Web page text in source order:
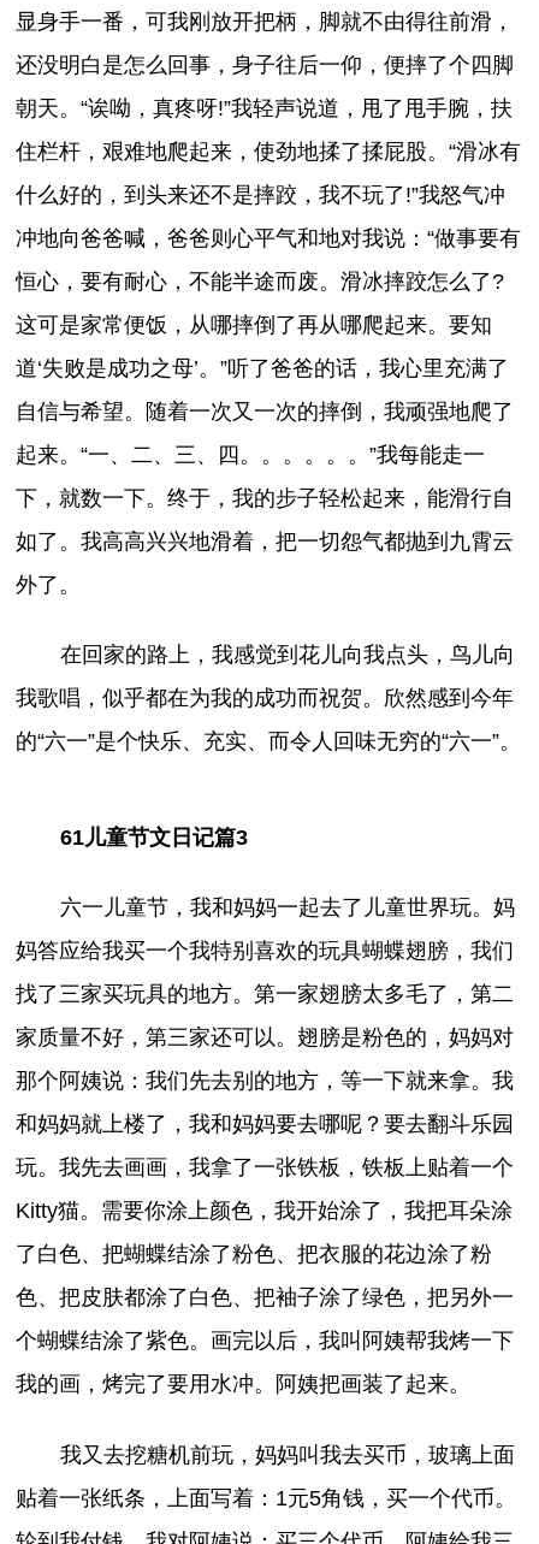
显身手一番，可我刚放开把柄，脚就不由得往前滑，
还没明白是怎么回事，身子往后一仰，便摔了个四脚
朝天。“诶呦，真疼呀!”我轻声说道，甩了甩手腕，扶
住栏杆，艰难地爬起来，使劲地揉了揉屁股。“滑冰有
什么好的，到头来还不是摔跤，我不玩了!”我怒气冲
冲地向爸爸喊，爸爸则心平气和地对我说：“做事要有
恒心，要有耐心，不能半途而废。滑冰摔跤怎么了?
这可是家常便饭，从哪摔倒了再从哪爬起来。要知
道‘失败是成功之母’。”听了爸爸的话，我心里充满了
自信与希望。随着一次又一次的摔倒，我顽强地爬了
起来。“一、二、三、四。。。。。。”我每能走一
下，就数一下。终于，我的步子轻松起来，能滑行自
如了。我高高兴兴地滑着，把一切怨气都抛到九霄云
外了。
在回家的路上，我感觉到花儿向我点头，鸟儿向
我歌唱，似乎都在为我的成功而祝贺。欣然感到今年
的“六一”是个快乐、充实、而令人回味无穷的“六一”。
61儿童节文日记篇3
六一儿童节，我和妈妈一起去了儿童世界玩。妈
妈答应给我买一个我特别喜欢的玩具蝴蝶翅膀，我们
找了三家买玩具的地方。第一家翅膀太多毛了，第二
家质量不好，第三家还可以。翅膀是粉色的，妈妈对
那个阿姨说：我们先去别的地方，等一下就来拿。我
和妈妈就上楼了，我和妈妈要去哪呢？要去翻斗乐园
玩。我先去画画，我拿了一张铁板，铁板上贴着一个
Kitty猫。需要你涂上颜色，我开始涂了，我把耳朵涂
了白色、把蝴蝶结涂了粉色、把衣服的花边涂了粉
色、把皮肤都涂了白色、把袖子涂了绿色，把另外一
个蝴蝶结涂了紫色。画完以后，我叫阿姨帮我烤一下
我的画，烤完了要用水冲。阿姨把画装了起来。
我又去挖糖机前玩，妈妈叫我去买币，玻璃上面
贴着一张纸条，上面写着：1元5角钱，买一个代币。